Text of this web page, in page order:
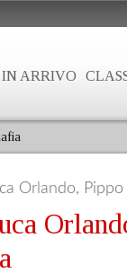
IN ARRIVO
Orlando,